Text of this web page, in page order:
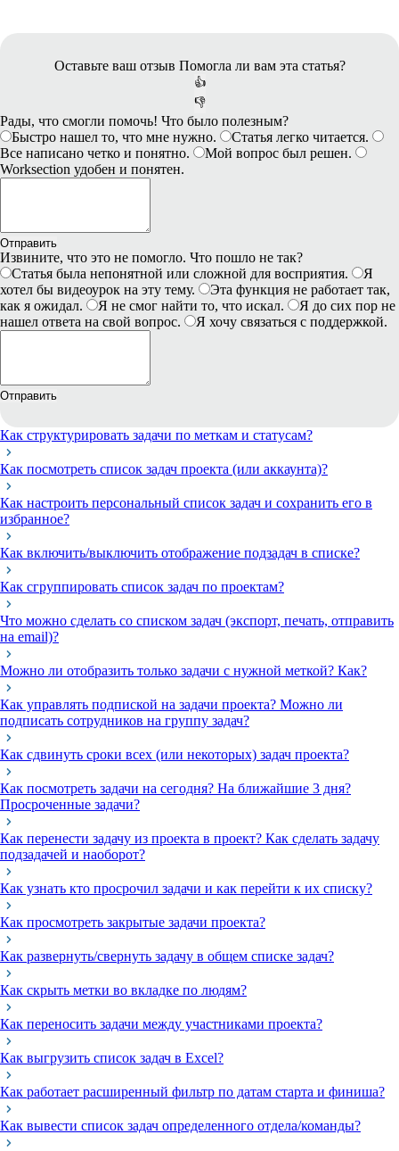
Оставьте ваш отзыв Помогла ли вам эта статья?
👍
👎
Рады, что смогли помочь! Что было полезным?
Быстро нашел то, что мне нужно.
Статья легко читается.
Все написано четко и понятно.
Мой вопрос был решен.
Worksection удобен и понятен.
Отправить
Извините, что это не помогло. Что пошло не так?
Статья была непонятной или сложной для восприятия.
Я
хотел бы видеоурок на эту тему.
Эта функция не работает так,
как я ожидал.
Я не смог найти то, что искал.
Я до сих пор не
нашел ответа на свой вопрос.
Я хочу связаться с поддержкой.
Отправить
Как структурировать задачи по меткам и статусам?
Как посмотреть список задач проекта (или аккаунта)?
Как настроить персональный список задач и сохранить его в
избранное?
Как включить/выключить отображение подзадач в списке?
Как сгруппировать список задач по проектам?
Что можно сделать со списком задач (экспорт, печать, отправить
на email)?
Можно ли отобразить только задачи с нужной меткой? Как?
Как управлять подпиской на задачи проекта? Можно ли
подписать сотрудников на группу задач?
Как сдвинуть сроки всех (или некоторых) задач проекта?
Как посмотреть задачи на сегодня? На ближайшие 3 дня?
Просроченные задачи?
Как перенести задачу из проекта в проект? Как сделать задачу
подзадачей и наоборот?
Как узнать кто просрочил задачи и как перейти к их списку?
Как просмотреть закрытые задачи проекта?
Как развернуть/свернуть задачу в общем списке задач?
Как скрыть метки во вкладке по людям?
Как переносить задачи между участниками проекта?
Как выгрузить список задач в Excel?
Как работает расширенный фильтр по датам старта и финиша?
Как вывести список задач определенного отдела/команды?